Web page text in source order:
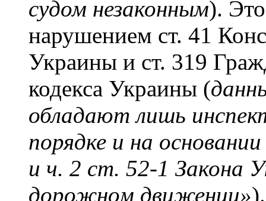
судом незаконным).
нарушением ст. 41
Украины и ст. 319
кодекса Украины (
обладают лишь
порядке и на
и ч. 2 ст. 52-1 Закона
дорожном движении»).